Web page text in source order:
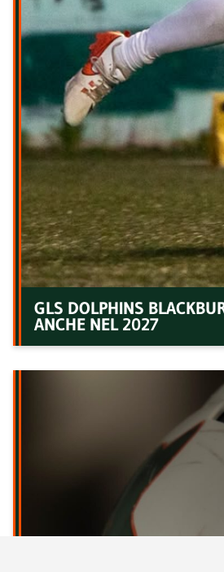
GLS DOLPHINS
ANCHE NEL 2027